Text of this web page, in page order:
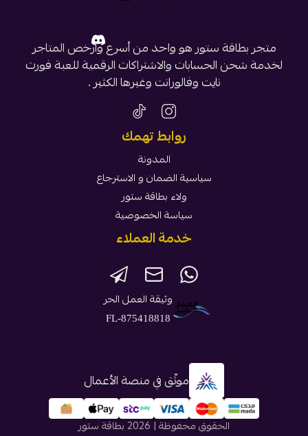
متجر بطاقة ستور هو واحد من أسرع وأرخص المتاجر
لخدمة شحن الحسابات والاشتراكات الرقمية للعبة فورت
نايت وفالورانت وغيرها الكثير .
روابط تهمك
المدونة
سياسية الضمان و الاسترجاع
ولاء بطاقة ستور
سياسة الخصوصية
خدمة العملاء
وثيقة العمل الحر
FL-875418818
موثّق في منصة الأعمال
الحقوق محفوظة | 2026 بطاقة ستور